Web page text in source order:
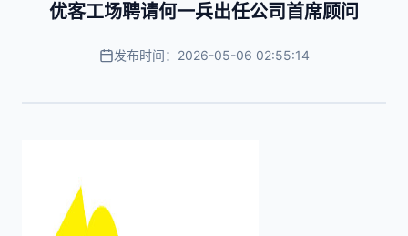
优客工场聘请何一兵出任公司首席顾问
发布时间：2026-05-06 02:55:14